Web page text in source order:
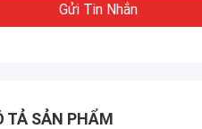
Gửi Tin Nhắn
TẢ SẢN PHẨM